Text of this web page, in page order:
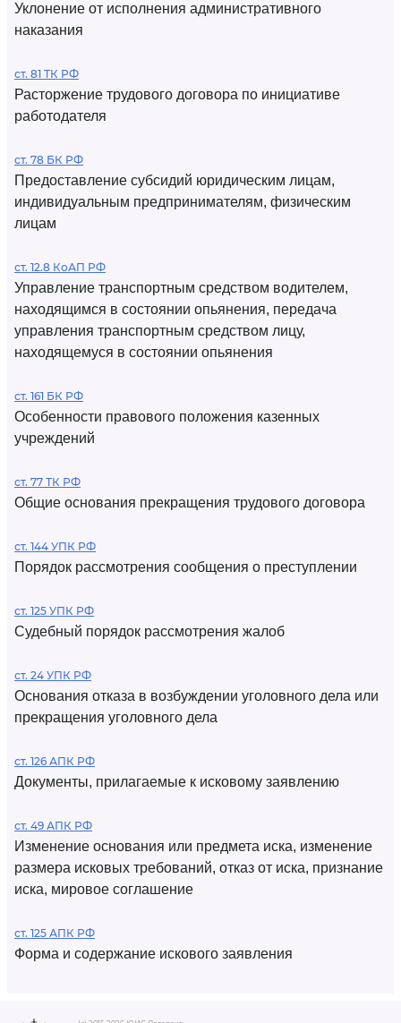
Уклонение от исполнения административного
наказания
ст. 81 ТК РФ
Расторжение трудового договора по инициативе
работодателя
ст. 78 БК РФ
Предоставление субсидий юридическим лицам,
индивидуальным предпринимателям, физическим
лицам
ст. 12.8 КоАП РФ
Управление транспортным средством водителем,
находящимся в состоянии опьянения, передача
управления транспортным средством лицу,
находящемуся в состоянии опьянения
ст. 161 БК РФ
Особенности правового положения казенных
учреждений
ст. 77 ТК РФ
Общие основания прекращения трудового договора
ст. 144 УПК РФ
Порядок рассмотрения сообщения о преступлении
ст. 125 УПК РФ
Судебный порядок рассмотрения жалоб
ст. 24 УПК РФ
Основания отказа в возбуждении уголовного дела или
прекращения уголовного дела
ст. 126 АПК РФ
Документы, прилагаемые к исковому заявлению
ст. 49 АПК РФ
Изменение основания или предмета иска, изменение
размера исковых требований, отказ от иска, признание
иска, мировое соглашение
ст. 125 АПК РФ
Форма и содержание искового заявления